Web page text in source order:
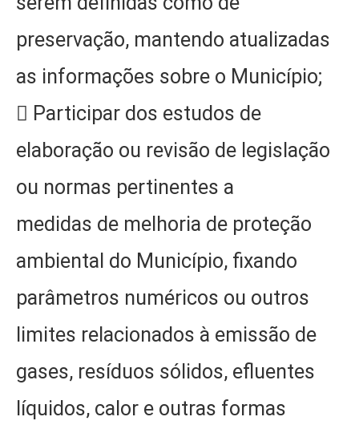
preservação, mantendo atualizadas
as informações sobre o Município;
 Participar dos estudos de
elaboração ou revisão de legislação
ou normas pertinentes a
medidas de melhoria de proteção
ambiental do Município, fixando
parâmetros numéricos ou outros
limites relacionados à emissão de
gases, resíduos sólidos, efluentes
líquidos, calor e outras formas